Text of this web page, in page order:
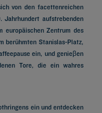
von den facettenreichen
Jahrhundert aufstrebenden
europäischen Zentrum des
berühmten Stanislas-Platz,
ein, und genieβen
Tore, die ein wahres
ein und entdecken